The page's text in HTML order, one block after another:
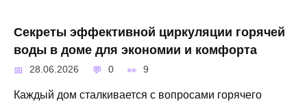
Секреты эффективной циркуляции горячей
воды в доме для экономии и комфорта
28.06.2026 0 9
Каждый дом сталкивается с вопросами горячего